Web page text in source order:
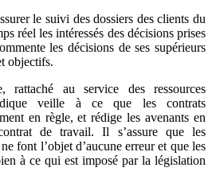
le suivi des dossiers des clients du
réel les intéressés des décisions prises
les décisions de ses supérieurs
objectifs.
rattaché au service des ressources
veille à ce que les contrats
en règle, et rédige les avenants en
de travail. Il s’assure que les
font l’objet d’aucune erreur et que les
à ce qui est imposé par la législation